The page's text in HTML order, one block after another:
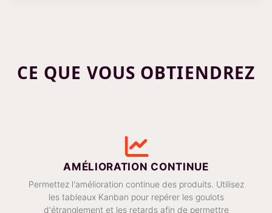
CE QUE VOUS OBTIENDREZ
AMÉLIORATION CONTINUE
Permettez l'amélioration continue des produits. Utilisez
les tableaux Kanban pour repérer les goulots
d'étranglement et les retards afin de permettre